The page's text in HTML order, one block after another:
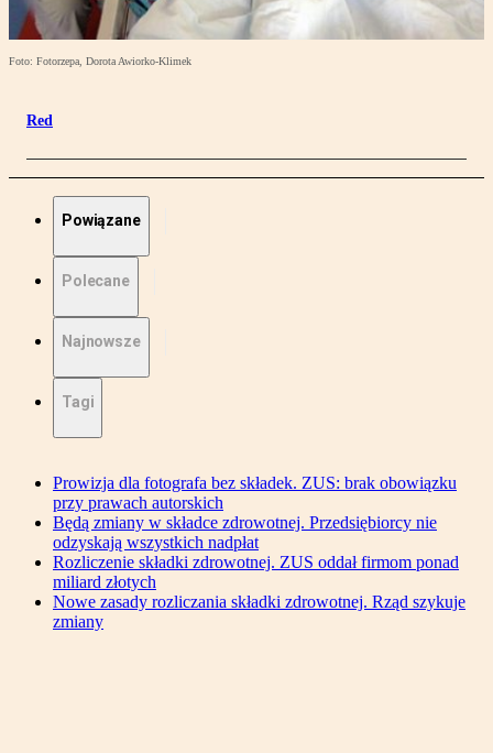
Foto: Fotorzepa, Dorota Awiorko-Klimek
Red
Powiązane
Polecane
Najnowsze
Tagi
Prowizja dla fotografa bez składek. ZUS: brak obowiązku
przy prawach autorskich
Będą zmiany w składce zdrowotnej. Przedsiębiorcy nie
odzyskają wszystkich nadpłat
Rozliczenie składki zdrowotnej. ZUS oddał firmom ponad
miliard złotych
Nowe zasady rozliczania składki zdrowotnej. Rząd szykuje
zmiany